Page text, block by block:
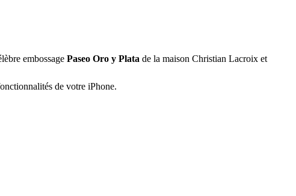
embossage Paseo Oro y Plata de la maison Christian Lacroix et
de votre iPhone.